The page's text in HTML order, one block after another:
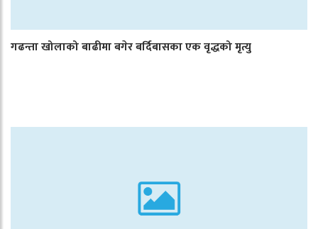
गढन्ता खोलाको बाढीमा बगेर बर्दिबासका एक वृद्धको मृत्यु